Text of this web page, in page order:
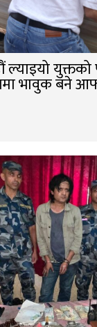
ल्याइयो युक्तको
भावुक बने